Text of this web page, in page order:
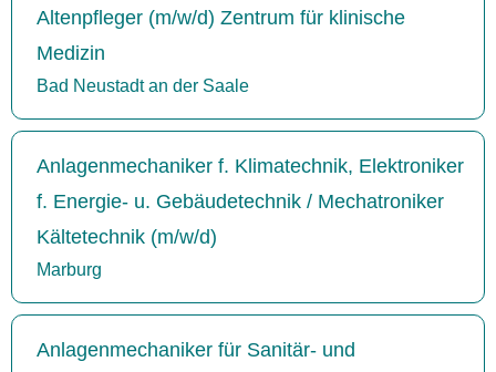
Altenpfleger (m/w/d) Zentrum für klinische
Medizin
Bad Neustadt an der Saale
Anlagenmechaniker f. Klimatechnik, Elektroniker
f. Energie- u. Gebäudetechnik / Mechatroniker
Kältetechnik (m/w/d)
Marburg
Anlagenmechaniker für Sanitär- und